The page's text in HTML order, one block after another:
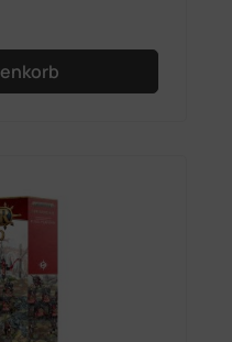
den